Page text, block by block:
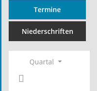
Termine
Niederschriften
Quartal